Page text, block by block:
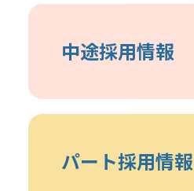
中途採用情報
パート採用情報